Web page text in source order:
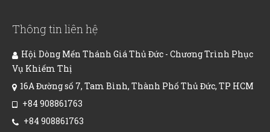
Thông tin liên hệ
Hội Dòng Mến Thánh Giá Thủ Đức - Chương Trình Phục
Vụ Khiếm Thị
16A Đường số 7, Tam Bình, Thành Phố Thủ Đức, TP HCM
+84 908861763
+84 908861763